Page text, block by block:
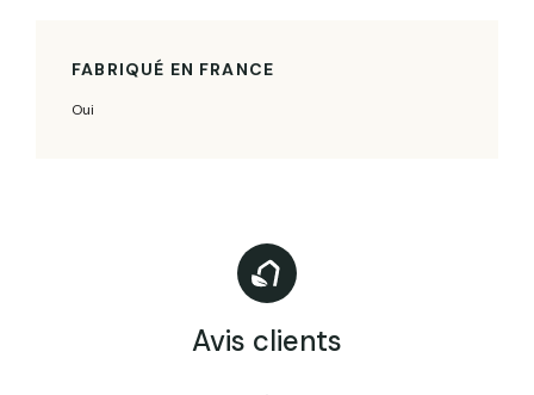
FABRIQUÉ EN FRANCE
Oui
Avis clients